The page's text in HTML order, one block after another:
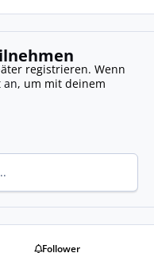
registrieren. Wenn
an, um mit deinem
Follower